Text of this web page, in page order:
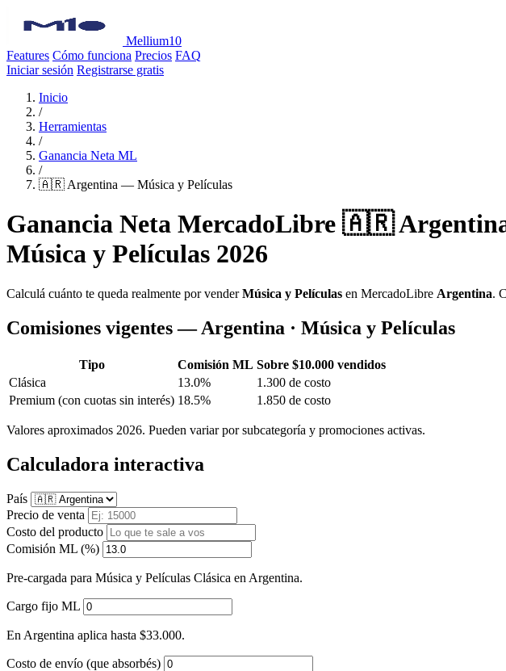
Mellium10
Features Cómo funciona Precios FAQ
Iniciar sesión Registrarse gratis
Inicio
/
Herramientas
/
Ganancia Neta ML
/
🇦🇷 Argentina — Música y Películas
Ganancia Neta MercadoLibre 🇦🇷
Música y Películas 2026
Calculá cuánto te queda realmente por venderMúsica y Películas en MercadoLibre Argentina.
Comisiones vigentes — Argentina · Música y Películas
Tipo Comisión ML Sobre $10.000 vendidos
Clásica
13.0%
1.300 de costo
Premium (con cuotas sin interés) 18.5% 1.850 de costo
Valores aproximados 2026. Pueden variar por subcategoría y promociones activas.
Calculadora interactiva
País
Precio de venta
Costo del producto
Comisión ML (%)
Pre-cargada para Música y Películas Clásica en Argentina.
Cargo fijo ML
En Argentina aplica hasta $33.000.
Costo de envío (que absorbés)